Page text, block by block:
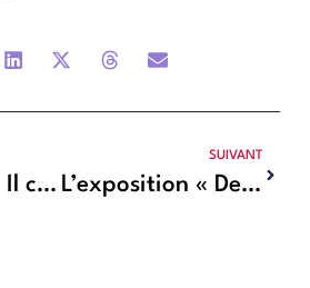
VIVA VARDA! Il cinema è donna : Bologne célèbre Agnès Varda avec l’exposition
SUIVANT
L’exposition « Des Patates » au Château d’Aubenas